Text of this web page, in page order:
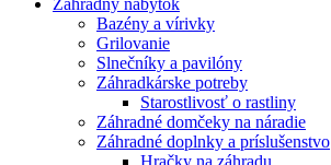
Bazény a vírivky
Grilovanie
Slnečníky a pavilóny
Záhradkárske potreby
Starostlivosť o rastliny
Záhradné domčeky na náradie
Záhradné doplnky a príslušenstvo
Hračky na záhradu